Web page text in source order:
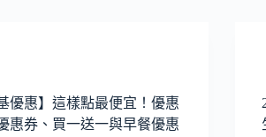
優惠】這樣點最便宜！優惠
惠券、買一送一與早餐優惠